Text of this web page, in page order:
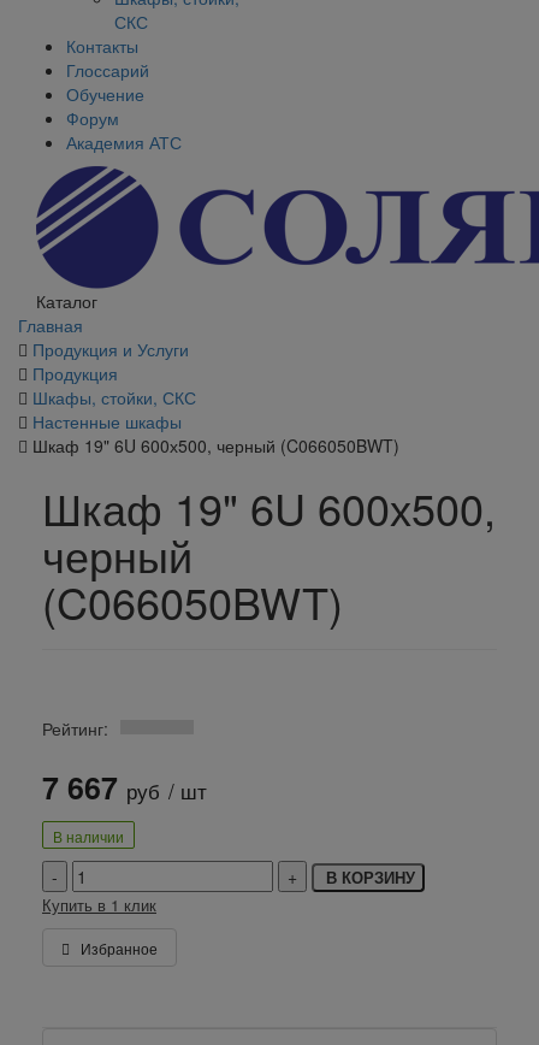
СКС
Контакты
Глоссарий
Обучение
Форум
Академия АТС
Каталог
Главная
Продукция и Услуги
Продукция
Шкафы, стойки, СКС
Настенные шкафы
Шкаф 19" 6U 600х500, черный (C066050BWT)
Шкаф 19" 6U 600х500,
черный
(C066050BWT)
Рейтинг:
7 667 руб / шт
В наличии
В КОРЗИНУ
Купить в 1 клик
Избранное